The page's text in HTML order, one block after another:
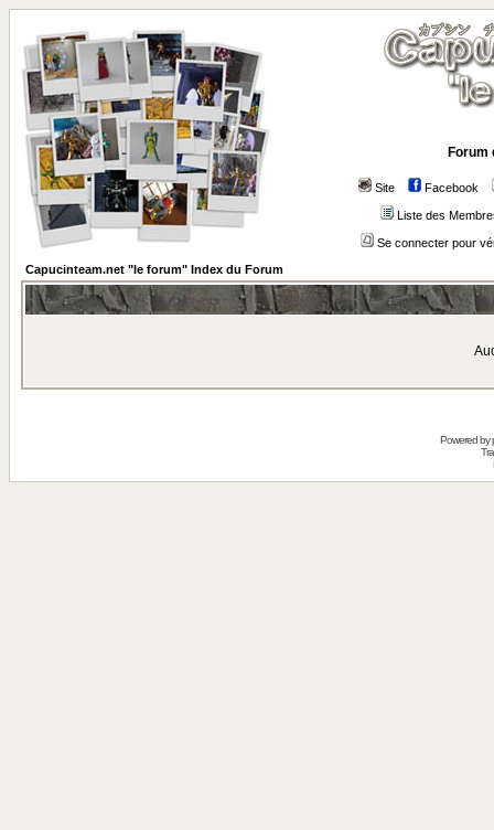
Forum
Site Facebook
Liste des
Se connecter pour
Capucinteam.net "le forum" Index du Forum
Powered by